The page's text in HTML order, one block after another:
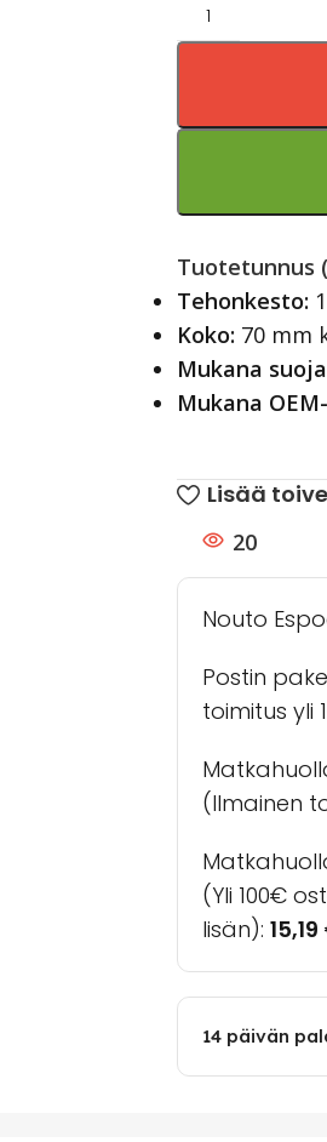
Tuotetunnus
Tehonkesto:
Koko: 70 mm
Mukana
Mukana
Lisää
20
Nouto
Postin
toimitus yli
(Ilmainen
(Yli 100€
lisän): 15,19
14 päivän